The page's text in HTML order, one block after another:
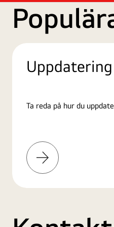
Ta reda på hur du
Läs
mer